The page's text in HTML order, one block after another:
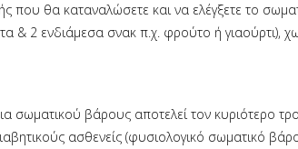
που θα καταναλώσετε και να ελέγξετε το
& 2 ενδιάμεσα σνακ π.χ. φρούτο ή γιαούρτι),
σωματικού βάρους αποτελεί τον κυριότερο
ασθενείς (φυσιολογικό σωματικό